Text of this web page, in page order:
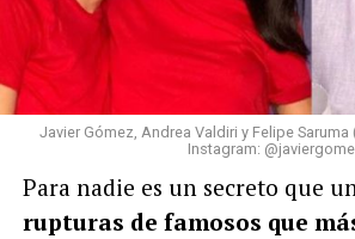
Javier Gómez, Andrea Valdiri y Felipe
Instagram:
Para nadie es un secreto que
rupturas de famosos que